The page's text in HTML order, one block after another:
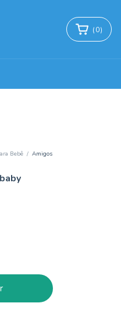
(0)
Bebê / Amigos